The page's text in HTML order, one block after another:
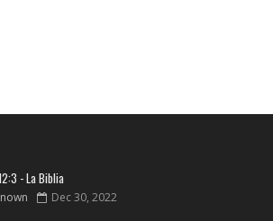
- La Biblia
Dec 30, 2022